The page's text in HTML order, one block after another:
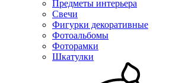
Предметы интерьера
Свечи
Фигурки декоративные
Фотоальбомы
Фоторамки
Шкатулки